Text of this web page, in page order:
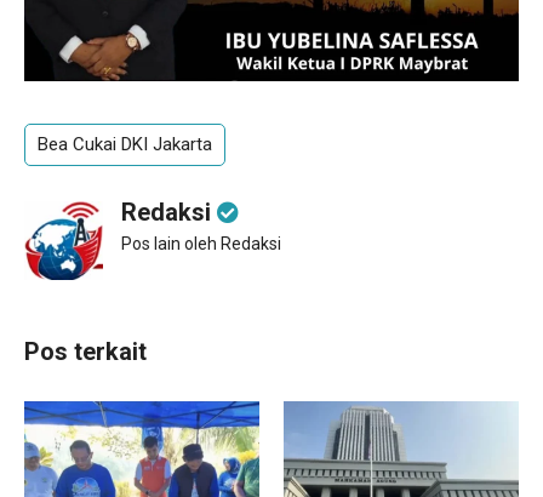
Bea Cukai DKI Jakarta
Redaksi
Pos lain oleh Redaksi
Pos terkait